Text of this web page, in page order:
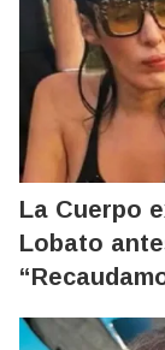
La Cuerpo
Lobato